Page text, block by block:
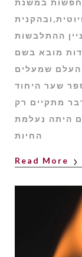
במשנת
ההתלבשות
מובא בשם
שמעלים
שער היחוד
מתקיים רק
היתה נעלמת
החיות
Read More